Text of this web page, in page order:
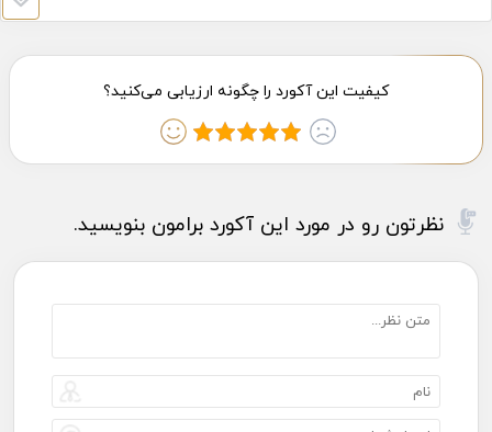
نظرتون رو در مورد این آکورد برامون بنویسید.